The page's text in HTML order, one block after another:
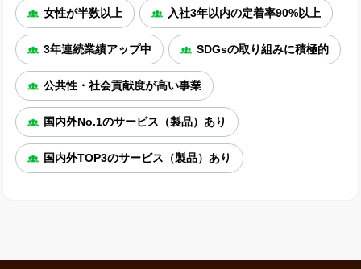
女性が半数以上 入社3年以内の定着率90%以上
3年連続業績アップ中 SDGsの取り組みに積極的
公共性・社会貢献度が高い事業
国内外No.1のサービス（製品）あり
国内外TOP3のサービス（製品）あり